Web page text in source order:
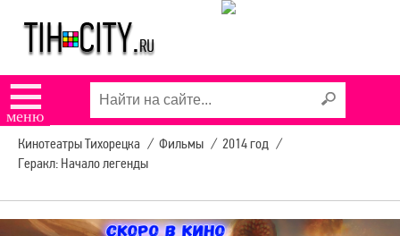
☰
меню
Кинотеатры Тихорецка / Фильмы / 2014 год /
Геракл: Начало легенды